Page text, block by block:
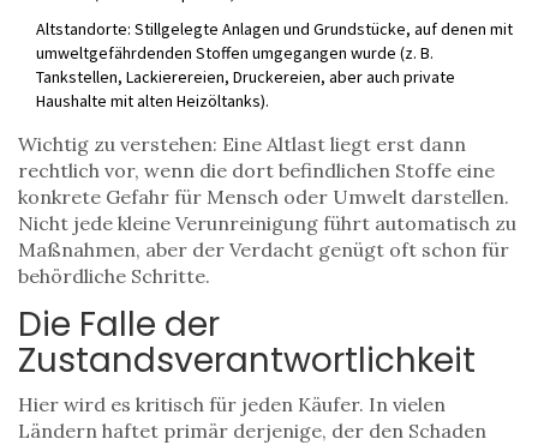
Altstandorte: Stillgelegte Anlagen und Grundstücke, auf denen mit
umweltgefährdenden Stoffen umgegangen wurde (z. B.
Tankstellen, Lackierereien, Druckereien, aber auch private
Haushalte mit alten Heizöltanks).
Wichtig zu verstehen: Eine Altlast liegt erst dann
rechtlich vor, wenn die dort befindlichen Stoffe eine
konkrete Gefahr für Mensch oder Umwelt darstellen.
Nicht jede kleine Verunreinigung führt automatisch zu
Maßnahmen, aber der Verdacht genügt oft schon für
behördliche Schritte.
Die Falle der
Zustandsverantwortlichkeit
Hier wird es kritisch für jeden Käufer. In vielen
Ländern haftet primär derjenige, der den Schaden